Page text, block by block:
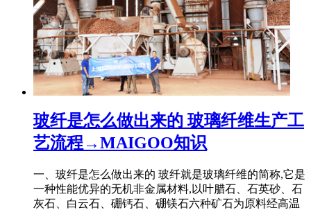
玻纤是怎么做出来的 玻璃纤维生产工
艺流程→MAIGOO知识
一、玻纤是怎么做出来的 玻纤就是玻璃纤维的简称,它是
一种性能优异的无机非金属材料,以叶腊石、石英砂、石
灰石、白云石、硼钙石、硼镁石六种矿石为原料经高温